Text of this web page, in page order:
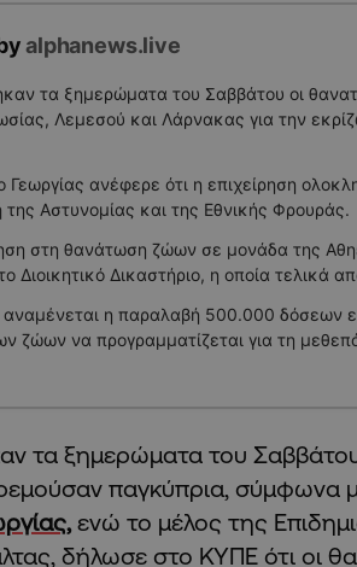
alphanews.live
τα ξημερώματα του Σαββάτου οι
Λεμεσού και Λάρνακας για την
Γεωργίας ανέφερε ότι η επιχείρηση
Αστυνομίας και της Εθνικής Φρουράς.
στη θανάτωση ζώων σε μονάδα της
Διοικητικό Δικαστήριο, η οποία τελικά
αναμένεται η παραλαβή 500.000 δόσεων
ζώων να προγραμματίζεται για τη
τα ξημερώματα του Σαββάτου
παγκύπρια, σύμφωνα
ενώ το μέλος της
δήλωσε στο ΚΥΠΕ ότι οι